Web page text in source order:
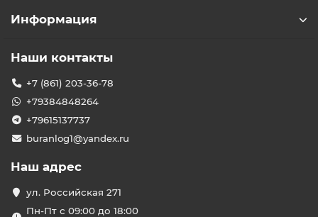
Информация
Наши контакты
+7 (861) 203-36-78
+79384848264
+79615137737
buranlog1@yandex.ru
Наш адрес
ул. Российская 271
Пн-Пт с 09:00 до 18:00